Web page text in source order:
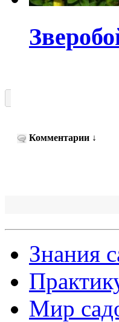
Комментарии ↓
Знания
Мир